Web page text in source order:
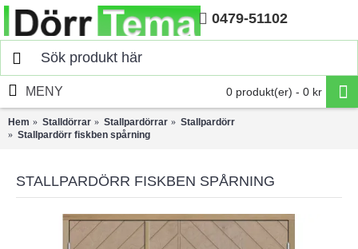
Hem 0479-51102
0 produkt(er) - 0 kr
MENY
Hem Stalldörrar Stallpardörrar
Stallpardörr
Stallpardörr fiskben spårning
STALLPARDÖRR FISKBEN SPÅRNING